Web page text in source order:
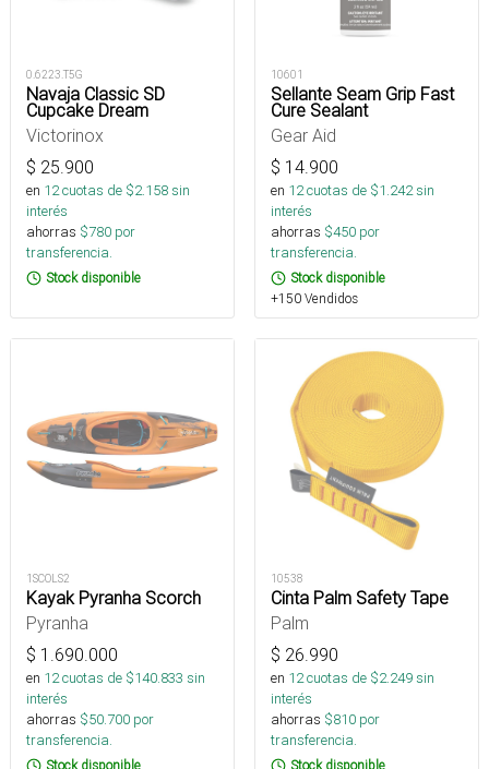
0.6223.T5G
Navaja Classic SD
Cupcake Dream
Victorinox
$ 25.900
en 12cuotas de $2.158sin
interés
ahorras $780 por
transferencia.
Stock disponible
10601
Sellante Seam Grip Fast
Cure Sealant
Gear Aid
$ 14.900
en 12cuotas de $1.242sin
interés
ahorras $450 por
transferencia.
Stock disponible
+150 Vendidos
1SCOLS2
Kayak Pyranha Scorch
Pyranha
$ 1.690.000
en 12cuotas de $140.833 sin
interés
ahorras $50.700 por
transferencia.
Stock disponible
10538
Cinta Palm Safety Tape
Palm
$ 26.990
en 12cuotas de $2.249sin
interés
ahorras $810 por
transferencia.
Stock disponible